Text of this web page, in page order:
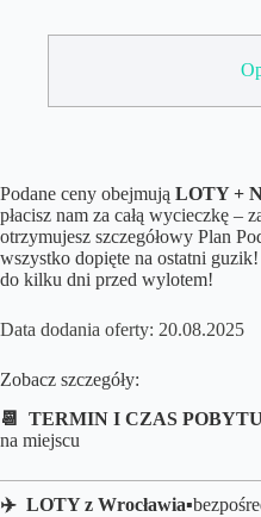
Podane ceny obejmują LOTY +
płacisz nam za całą wycieczkę –
otrzymujesz szczegółowy Plan
wszystko dopięte na ostatni
do kilku dni przed wylotem!
Data dodania oferty: 20.08.2025
Zobacz szczegóły:
📆 TERMIN I CZAS
na miejscu
✈️ LOTY z Wrocławia